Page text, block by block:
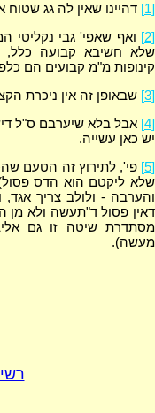
[1]
דהיינו שאין לה גג שטוח
[2]
ואף שאפי' גבי נקליטי
שלא חשיבא קבועה כלל,
קינופות מ"מ קבועים הם
[3]
שבאופן זה אין ניכרת
[4]
אבל בלא שיערבם ס"ל
יש כאן עשייה.
[5]
פי', לתירוץ זה הטעם
שלא ליקטם הוא הדס
והערבה - ולולב צריך
דאין פסול ד"תעשה ולא מן
מסתדרת שיטה זו גם
מעשה).